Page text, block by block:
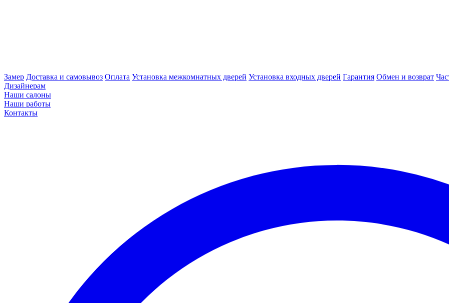
Замер Доставка и самовывоз Оплата Установка межкомнатных дверей Установка входных дверей Гарантия Обмен и возврат
Дизайнерам
Наши салоны
Наши работы
Контакты